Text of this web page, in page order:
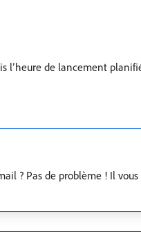
l’heure de lancement
? Pas de problème ! Il